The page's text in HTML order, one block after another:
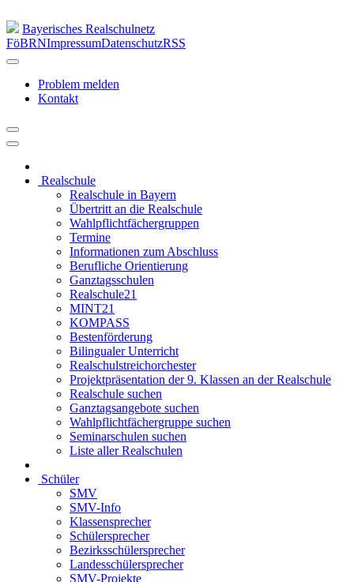
Bayerisches Realschulnetz
FöBRNImpressumDatenschutzRSS
Problem melden
Kontakt
Realschule
Realschule in Bayern
Übertritt an die Realschule
Wahlpflichtfächergruppen
Termine
Informationen zum Abschluss
Berufliche Orientierung
Ganztagsschulen
Realschule21
MINT21
KOMPASS
Bestenförderung
Bilingualer Unterricht
Realschulstreichorchester
Projektpräsentation der 9. Klassen an der Realschule
Realschule suchen
Ganztagsangebote suchen
Wahlpflichtfächergruppe suchen
Seminarschulen suchen
Liste aller Realschulen
Schüler
SMV
SMV-Info
Klassensprecher
Schülersprecher
Bezirksschülersprecher
Landesschülersprecher
SMV-Projekte